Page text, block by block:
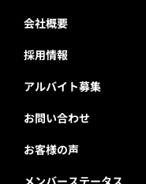
会社概要
採用情報
アルバイト募集
お問い合わせ
お客様の声
メンバーステータス